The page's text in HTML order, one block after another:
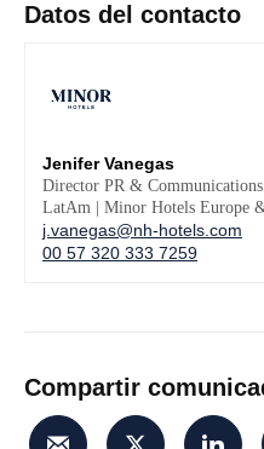
Datos del contacto
Jenifer Vanegas
Director PR & Communications
LatAm | Minor Hotels Europe
j.vanegas@nh-hotels.com
00 57 320 333 7259
Compartir